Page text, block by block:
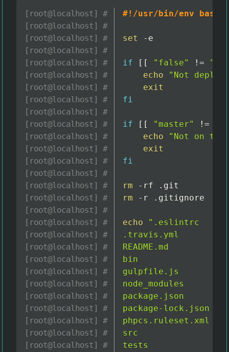
#!/usr/bin/env bash
set -e
if [ [ "false" != "
echo
"Not
exit
fi
if [ [ "master" !=
echo
"Not on
exit
fi
rm
rm -r .gitignore
echo
".eslintrc
.travis.yml
README.md
bin
gulpfile.js
node_modules
package.json
package-lock.json
phpcs.ruleset.xml
src
tests